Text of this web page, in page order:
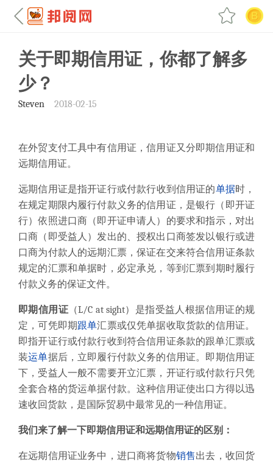
关于即期信用证，你都了解多
少？
Steven 2018-02-15
在外贸支付工具中有信用证，信用证又分即期信用证和
远期信用证。
远期信用证是指开证行或付款行收到信用证的单据时，
在规定期限内履行付款义务的信用证，是银行（即开证
行）依照进口商 （即开证申请人 ）的要求和指示，对出
口商 （即受益人 ）发出的、授权出口商签发以银行或进
口商为付款人的远期汇票，保证在交来符合信用证条款
规定的汇票和单据时，必定承兑 ，等到汇票到期时履行
付款义务的保证文件。
即期信用证（L/C at sight）是指受益人 根据信用证的规
定，可凭即期跟单汇票或仅凭单据收取货款的信用证。
即指开证行或付款行收到符合信用证条款的跟单汇票或
装运单据后，立即履行付款义务的信用证。即期信用证
下，受益人一般不需要开立汇票，开证行或付款行只凭
全套合格的货运单据付款。这种信用证使出口方得以迅
速收回货款，是国际贸易中最常见的一种信用证。
我们来了解一下即期信用证和远期信用证的区别：
在远期信用证业务中，进口商将货物销售出去，收回货